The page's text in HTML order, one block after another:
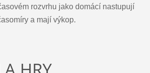
rozvrhu jako domácí nastupují
a mají výkop.